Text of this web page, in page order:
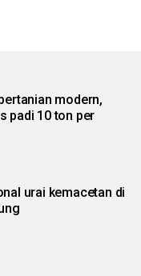
modern,
padi 10 ton per
urai kemacetan di